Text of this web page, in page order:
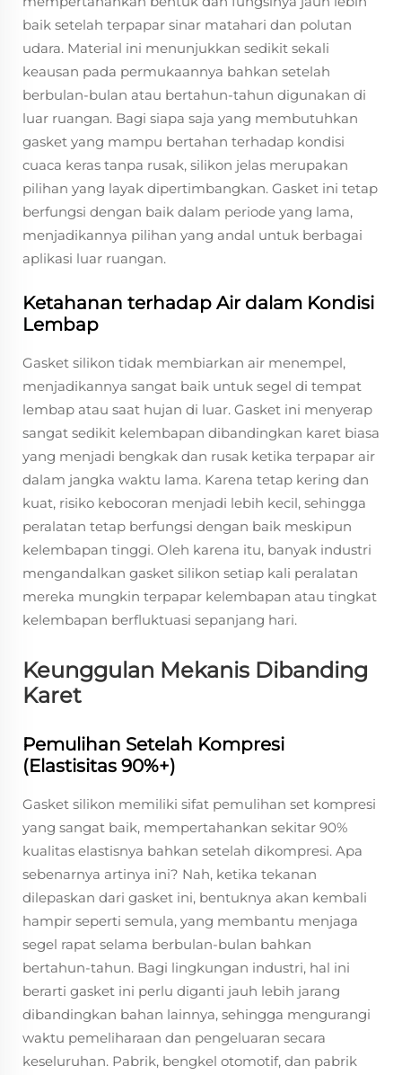
baik setelah terpapar sinar matahari dan polutan
udara. Material ini menunjukkan sedikit sekali
keausan pada permukaannya bahkan setelah
berbulan-bulan atau bertahun-tahun digunakan di
luar ruangan. Bagi siapa saja yang membutuhkan
gasket yang mampu bertahan terhadap kondisi
cuaca keras tanpa rusak, silikon jelas merupakan
pilihan yang layak dipertimbangkan. Gasket ini tetap
berfungsi dengan baik dalam periode yang lama,
menjadikannya pilihan yang andal untuk berbagai
aplikasi luar ruangan.
Ketahanan terhadap Air dalam Kondisi
Lembap
Gasket silikon tidak membiarkan air menempel,
menjadikannya sangat baik untuk segel di tempat
lembap atau saat hujan di luar. Gasket ini menyerap
sangat sedikit kelembapan dibandingkan karet biasa
yang menjadi bengkak dan rusak ketika terpapar air
dalam jangka waktu lama. Karena tetap kering dan
kuat, risiko kebocoran menjadi lebih kecil, sehingga
peralatan tetap berfungsi dengan baik meskipun
kelembapan tinggi. Oleh karena itu, banyak industri
mengandalkan gasket silikon setiap kali peralatan
mereka mungkin terpapar kelembapan atau tingkat
kelembapan berfluktuasi sepanjang hari.
Keunggulan Mekanis Dibanding
Karet
Pemulihan Setelah Kompresi
(Elastisitas 90%+)
Gasket silikon memiliki sifat pemulihan set kompresi
yang sangat baik, mempertahankan sekitar 90%
kualitas elastisnya bahkan setelah dikompresi. Apa
sebenarnya artinya ini? Nah, ketika tekanan
dilepaskan dari gasket ini, bentuknya akan kembali
hampir seperti semula, yang membantu menjaga
segel rapat selama berbulan-bulan bahkan
bertahun-tahun. Bagi lingkungan industri, hal ini
berarti gasket ini perlu diganti jauh lebih jarang
dibandingkan bahan lainnya, sehingga mengurangi
waktu pemeliharaan dan pengeluaran secara
keseluruhan. Pabrik, bengkel otomotif, dan pabrik